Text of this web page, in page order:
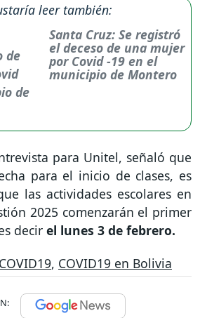
leer también:
Santa Cruz: Se registró
el deceso de una mujer
por Covid -19 en el
municipio de Montero
para Unitel, señaló que
para el inicio de clases, es
las actividades escolares en
2025 comenzarán el primer
decir el lunes 3 de febrero.
COVID19, COVID19 en Bolivia